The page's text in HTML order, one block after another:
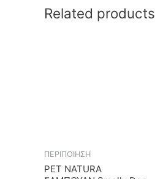
Related products
ΠΕΡΙΠΟΙΗΣΗ
PET NATURA